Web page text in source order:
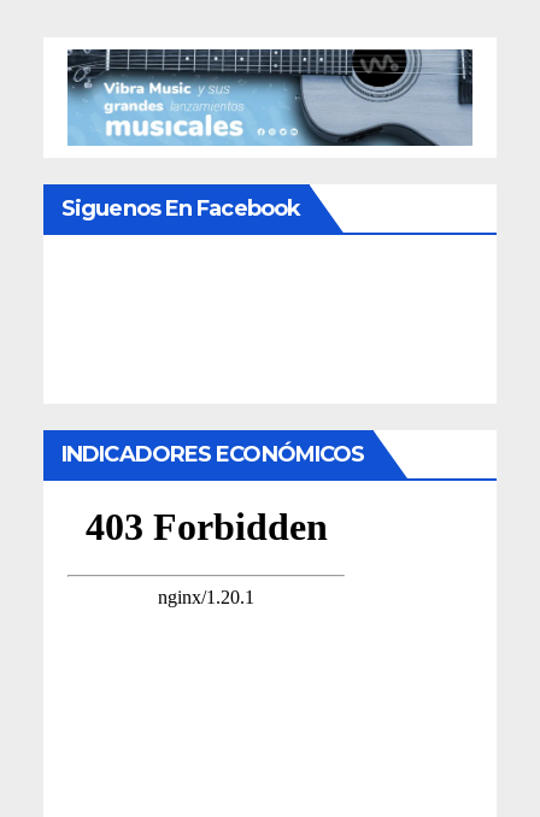
Siguenos En Facebook
INDICADORES ECONÓMICOS